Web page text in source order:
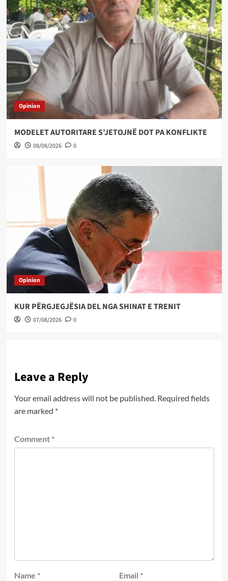
Opinion
MODELET AUTORITARE S’JETOJNË DOT PA KONFLIKTE
08/08/2026 0
Opinion
KUR PËRGJEGJËSIA DEL NGA SHINAT E TRENIT
07/08/2026 0
Leave a Reply
Your email address will not be published. Required fields
are marked *
Comment *
Name * Email *